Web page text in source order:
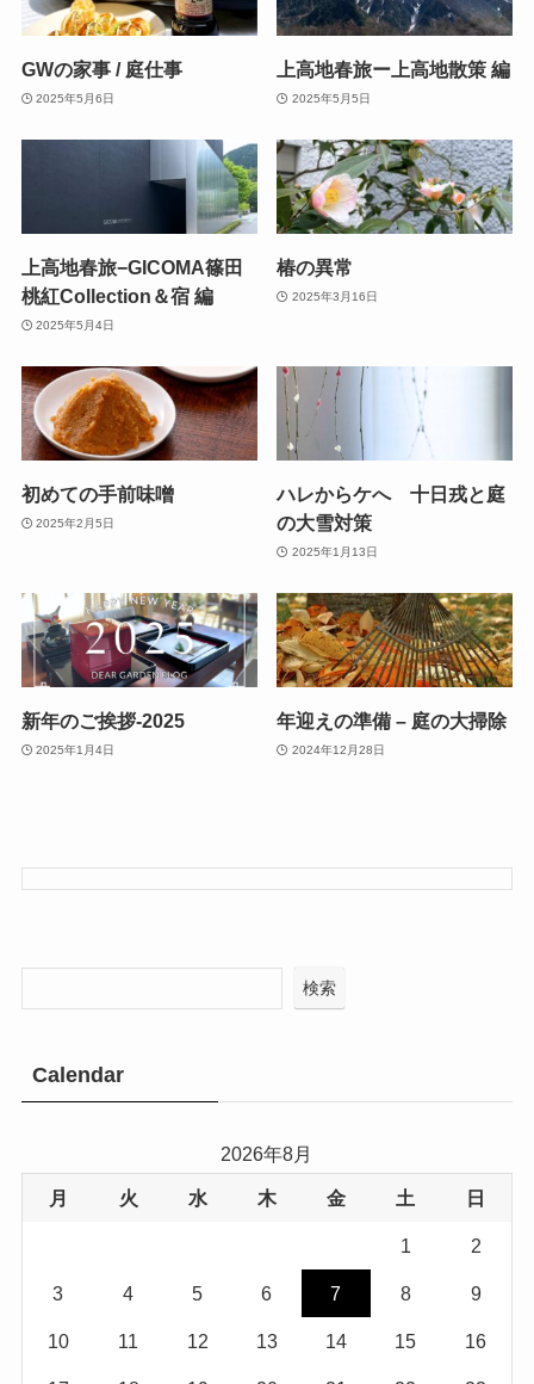
GWの家事 / 庭仕事
2025年5月6日
上高地春旅ー上高地散策 編
2025年5月5日
上高地春旅−GICOMA篠田
桃紅Collection＆宿 編
2025年5月4日
椿の異常
2025年3月16日
初めての手前味噌
2025年2月5日
ハレからケへ 十日戎と庭
の大雪対策
2025年1月13日
新年のご挨拶-2025
2025年1月4日
年迎えの準備 – 庭の大掃除
2024年12月28日
検索
Calendar
2026年8月
月 火 水 木 金 土 日
1 2
3 4 5 6 7 8 9
10 11 12 13 14 15 16